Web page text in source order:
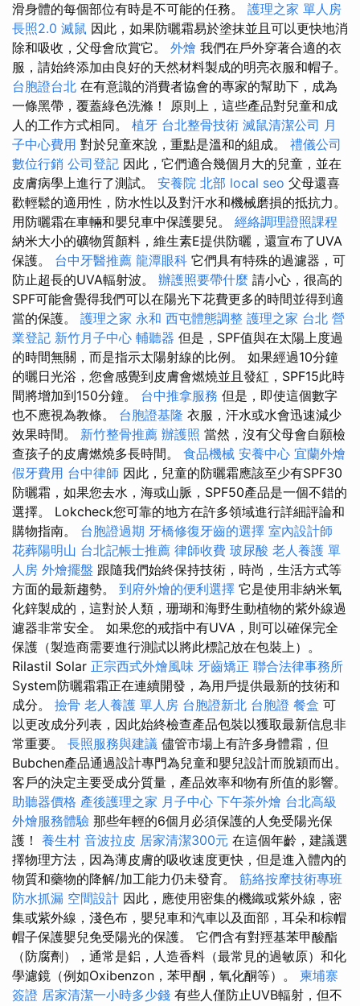
滑身體的每個部位有時是不可能的任務。 護理之家 單人房
長照2.0 滅鼠 因此，如果防曬霜易於塗抹並且可以更快地消
除和吸收，父母會欣賞它。 外燴 我們在戶外穿著合適的衣
服，請始終添加由良好的天然材料製成的明亮衣服和帽子。
台胞證台北 在有意識的消費者協會的專家的幫助下，成為
一條黑帶，覆蓋綠色洗滌！ 原則上，這些產品對兒童和成
人的工作方式相同。 植牙 台北整骨技術 滅鼠清潔公司 月
子中心費用 對於兒童來說，重點是溫和的組成。 禮儀公司
數位行銷 公司登記 因此，它們適合幾個月大的兒童，並在
皮膚病學上進行了測試。 安養院 北部 local seo 父母還喜
歡輕鬆的適用性，防水性以及對汗水和機械磨損的抵抗力。
用防曬霜在車輛和嬰兒車中保護嬰兒。 經絡調理證照課程
納米大小的礦物質顏料，維生素E提供防曬，還宣布了UVA
保護。 台中牙醫推薦 龍潭眼科 它們具有特殊的過濾器，可
防止超長的UVA輻射波。 辦護照要帶什麼 請小心，很高的
SPF可能會覺得我們可以在陽光下花費更多的時間並得到適
當的保護。 護理之家 永和 西屯體態調整 護理之家 台北 營
業登記 新竹月子中心 輔聽器 但是，SPF值與在太陽上度過
的時間無關，而是指示太陽射線的比例。 如果經過10分鐘
的曬日光浴，您會感覺到皮膚會燃燒並且發紅，SPF15此時
間將增加到150分鐘。 台中推拿服務 但是，即使這個數字
也不應視為教條。 台胞證基隆 衣服，汗水或水會迅速減少
效果時間。 新竹整骨推薦 辦護照 當然，沒有父母會自願檢
查孩子的皮膚燃燒多長時間。 食品機械 安養中心 宜蘭外燴
假牙費用 台中律師 因此，兒童的防曬霜應該至少有SPF30
防曬霜，如果您去水，海或山脈，SPF50產品是一個不錯的
選擇。 Lokcheck您可靠的地方在許多領域進行詳細評論和
購物指南。 台胞證過期 牙橋修復牙齒的選擇 室內設計師
花葬陽明山 台北記帳士推薦 律師收費 玻尿酸 老人養護 單
人房 外燴擺盤 跟隨我們始終保持技術，時尚，生活方式等
方面的最新趨勢。 到府外燴的便利選擇 它是使用非納米氧
化鋅製成的，這對於人類，珊瑚和海野生動植物的紫外線過
濾器非常安全。 如果您的戒指中有UVA，則可以確保完全
保護（製造商需要進行測試以將此標記放在包裝上）。
Rilastil Solar 正宗西式外燴風味 牙齒矯正 聯合法律事務所
System防曬霜霜正在連續開發，為用戶提供最新的技術和
成分。 撿骨 老人養護 單人房 台胞證新北 台胞證 餐盒 可
以更改成分列表，因此始終檢查產品包裝以獲取最新信息非
常重要。 長照服務與建議 儘管市場上有許多身體霜，但
Bubchen產品通過設計專門為兒童和嬰兒設計而脫穎而出。
客戶的決定主要受成分質量，產品效率和物有所值的影響。
助聽器價格 產後護理之家 月子中心 下午茶外燴 台北高級
外燴服務體驗 那些年輕的6個月必須保護的人免受陽光保
護！ 養生村 音波拉皮 居家清潔300元 在這個年齡，建議選
擇物理方法，因為薄皮膚的吸收速度更快，但是進入體內的
物質和藥物的降解/加工能力仍未發育。 筋絡按摩技術專班
防水抓漏 空間設計 因此，應使用密集的機織或紫外線，密
集或紫外線，淺色布，嬰兒車和汽車以及面部，耳朵和棕帽
帽子保護嬰兒免受陽光的保護。 它們含有對羥基苯甲酸酯
（防腐劑），通常是鋁，人造香料（最常見的過敏原）和化
學濾鏡（例如Oxibenzon，苯甲酮，氧化酮等）。 柬埔寨
簽證 居家清潔一小時多少錢 有些人僅防止UVB輻射，但不